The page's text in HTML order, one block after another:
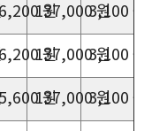
원
137,000 원3,100 원
원
137,000 원3,100 원
원
137,000 원3,100 원